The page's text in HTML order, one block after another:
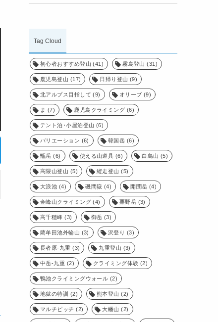
Tag Cloud
初心者おすすめ登山 (41) 霧島登山 (31)
鹿児島登山 (17) 日帰り登山 (9)
北アルプス目指して (9) オリーブ (9)
ま (7) 鹿児島クライミング (6)
テント泊･小屋泊登山 (6)
バリエーション (6) 韓国岳 (6)
甑岳 (6) 使える山道具 (6) 白鳥山 (5)
高隈山登山 (5) 縦走登山 (5)
大浪池 (4) 磯間嶽 (4) 開聞岳 (4)
金峰山クライミング(4) 栗野岳 (3)
高千穂峰 (3) 御岳 (3)
藺牟田池外輪山 (3) 沢登り (3)
長者原-九重 (3) 九重登山 (3)
中岳-九重 (2) クライミング体験 (2)
鴨池クライミングウォール (2)
地獄の特訓 (2) 熊本登山 (2)
マルチピッチ (2) 大幡山 (2)